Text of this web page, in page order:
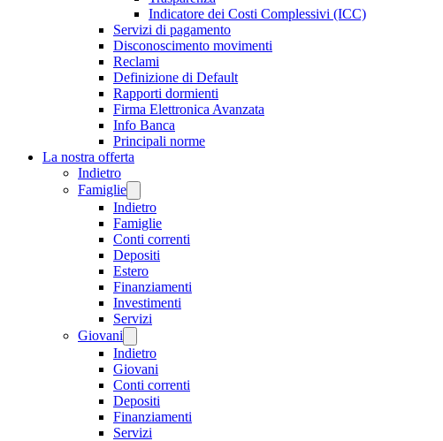
Indicatore dei Costi Complessivi (ICC)
Servizi di pagamento
Disconoscimento movimenti
Reclami
Definizione di Default
Rapporti dormienti
Firma Elettronica Avanzata
Info Banca
Principali norme
La nostra offerta
Indietro
Famiglie
Indietro
Famiglie
Conti correnti
Depositi
Estero
Finanziamenti
Investimenti
Servizi
Giovani
Indietro
Giovani
Conti correnti
Depositi
Finanziamenti
Servizi